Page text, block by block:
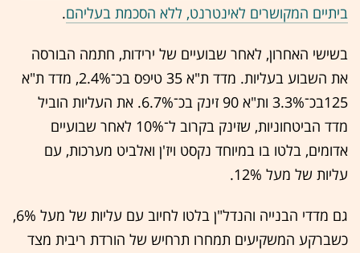
ביתיים המקושרים לאינטרנט, ללא הסכמת בעליהם.
בשישי האחרון, לאחר שבועיים של ירידות, חתמה הבורסה
את השבוע בעליות. מדד ת"א 35 טיפס בכ־2.4%, מדד ת"א
125בכ־3.3% ות"א 90 זינק בכ־6.7%. את העליות הוביל
מדד הביטחוניות, שזינק בקרוב ל־10% לאחר שבועיים
אדומים, בלטו בו במיוחד נקסט ויז'ן ואלביט מערכות, עם
עליות של מעל 12%.
גם מדדי הבנייה והנדל"ן בלטו לחיוב עם עליות של מעל 6%,
כשברקע המשקיעים תמחרו תרחיש של הורדת ריבית מצד